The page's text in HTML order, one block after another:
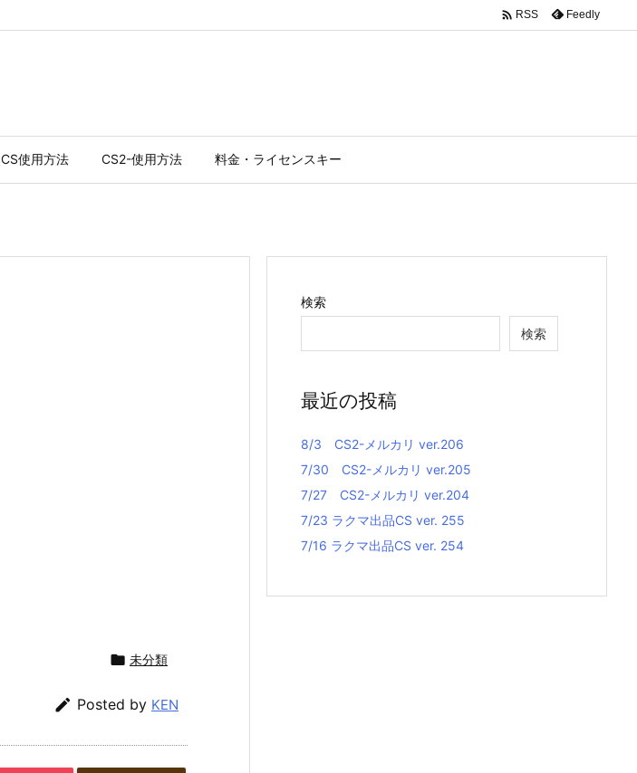
CS使用方法 CS2-使用方法 料金・ライセンスキー
 RSS Feedly
 未分類
 Posted by KEN
検索
検索
最近の投稿
8/3 CS2-メルカリ ver.206
7/30 CS2-メルカリ ver.205
7/27 CS2-メルカリ ver.204
7/23 ラクマ出品CS ver. 255
7/16 ラクマ出品CS ver. 254